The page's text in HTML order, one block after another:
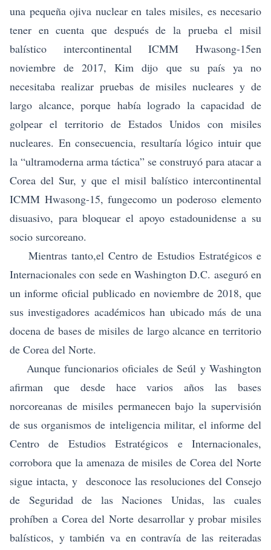
una pequeña ojiva nuclear en tales misiles, es necesario
tener en cuenta que después de la prueba el misil
balístico intercontinental ICMM Hwasong-15en
noviembre de 2017, Kim dijo que su país ya no
necesitaba realizar pruebas de misiles nucleares y de
largo alcance, porque había logrado la capacidad de
golpear el territorio de Estados Unidos con misiles
nucleares. En consecuencia, resultaría lógico intuir que
la “ultramoderna arma táctica” se construyó para atacar a
Corea del Sur, y que el misil balístico intercontinental
ICMM Hwasong-15, fungecomo un poderoso elemento
disuasivo, para bloquear el apoyo estadounidense a su
socio surcoreano.
Mientras tanto,el Centro de Estudios Estratégicos e
Internacionales con sede en Washington D.C. aseguró en
un informe oficial publicado en noviembre de 2018, que
sus investigadores académicos han ubicado más de una
docena de bases de misiles de largo alcance en territorio
de Corea del Norte.
Aunque funcionarios oficiales de Seúl y Washington
afirman que desde hace varios años las bases
norcoreanas de misiles permanecen bajo la supervisión
de sus organismos de inteligencia militar, el informe del
Centro de Estudios Estratégicos e Internacionales,
corrobora que la amenaza de misiles de Corea del Norte
sigue intacta, y desconoce las resoluciones del Consejo
de Seguridad de las Naciones Unidas, las cuales
prohíben a Corea del Norte desarrollar y probar misiles
balísticos, y también va en contravía de las reiteradas